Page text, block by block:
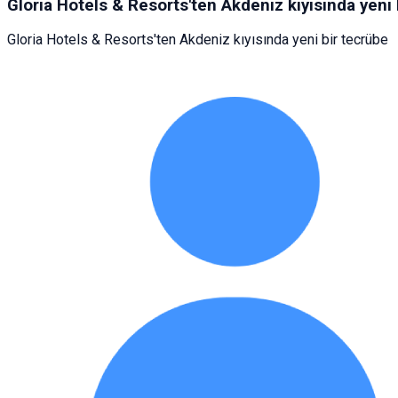
Gloria Hotels & Resorts'ten Akdeniz kıyısında
Gloria Hotels & Resorts'ten Akdeniz kıyısında yeni bir tecrübe